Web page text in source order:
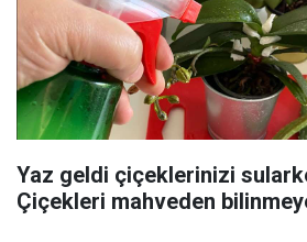
Yaz geldi çiçeklerinizi
Çiçekleri mahveden